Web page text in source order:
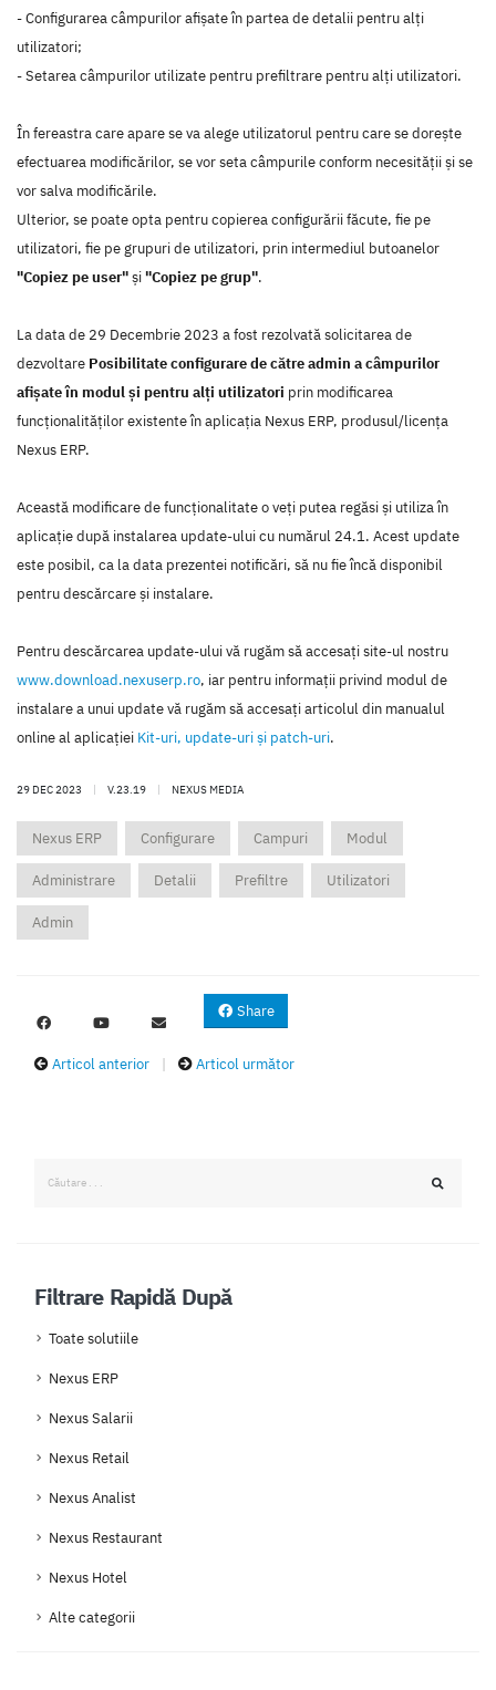
- Configurarea câmpurilor afișate în partea de detalii pentru alți
utilizatori;
- Setarea câmpurilor utilizate pentru prefiltrare pentru alți utilizatori.
În fereastra care apare se va alege utilizatorul pentru care se dorește
efectuarea modificărilor, se vor seta câmpurile conform necesității și se
vor salva modificările.
Ulterior, se poate opta pentru copierea configurării făcute, fie pe
utilizatori, fie pe grupuri de utilizatori, prin intermediul butoanelor
"Copiez pe user"și"Copiez pe grup".
La data de 29 Decembrie 2023 a fost rezolvată solicitarea de
dezvoltare Posibilitate configurare de către admin a câmpurilor
afișate în modul și pentru alți utilizatori prin modificarea
funcţionalităţilor existente în aplicaţia Nexus ERP, produsul/licenţa
Nexus ERP.
Această modificare de funcţionalitate o veţi putea regăsi şi utiliza în
aplicaţie după instalarea update-ului cu numărul 24.1. Acest update
este posibil, ca la data prezentei notificări, să nu fie încă disponibil
pentru descărcare şi instalare.
Pentru descărcarea update-ului vă rugăm să accesaţi site-ul nostru
www.download.nexuserp.ro, iar pentru informaţii privind modul de
instalare a unui update vă rugăm să accesaţi articolul din manualul
online al aplicaţiei Kit-uri, update-uri şi patch-uri.
29 DEC 2023 | V.23.19 | NEXUS MEDIA
Nexus ERP Configurare Campuri Modul
Administrare Detalii Prefiltre Utilizatori
Admin
Share
Articol anterior | Articol următor
Filtrare Rapidă După
Toate solutiile
Nexus ERP
Nexus Salarii
Nexus Retail
Nexus Analist
Nexus Restaurant
Nexus Hotel
Alte categorii